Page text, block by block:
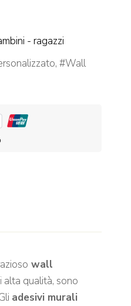
- ragazzi
,
Wall
wall
alta qualità, sono
adesivi murali